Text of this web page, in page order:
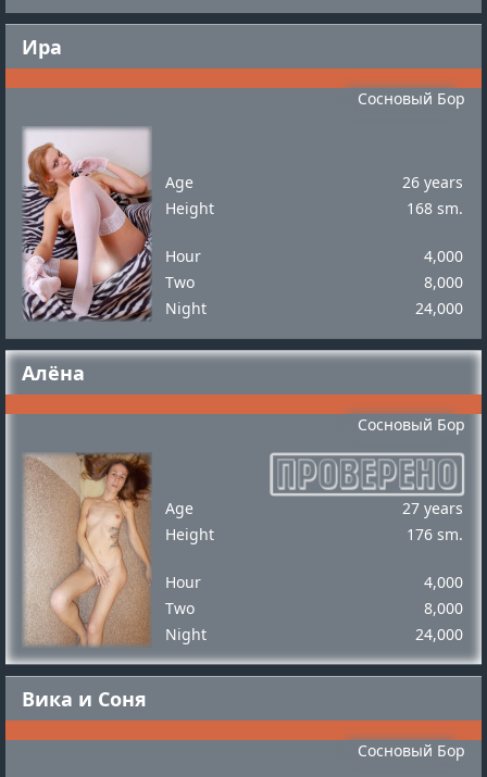
Ира
Сосновый Бор
Age
26 years
Height
168 sm.
Hour
4,000
Two
8,000
Night
24,000
Алёна
Сосновый Бор
Age
27 years
Height
176 sm.
Hour
4,000
Two
8,000
Night
24,000
Вика и Соня
Сосновый Бор